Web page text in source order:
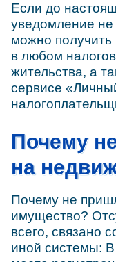
Если до
уведомление не
можно
в любом
жительства, а
сервисе
Почему
на
Почему не
имущество?
всего, связано
иной системы: